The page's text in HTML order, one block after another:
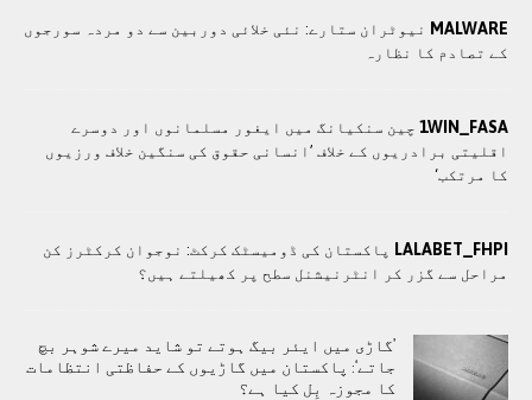
MALWARE نیوٹران ستارے: نئی خلائی دوربین سے دو مردہ سورجوں
کے تصادم کا نظارہ
1WIN_FASA چین سنکیانگ میں ایغور مسلمانوں اور دوسرے
اقلیتی برادريوں کے خلاف ’انسانی حقوق کی سنگین خلاف ورزیوں
کا مرتکب‘
LALABET_FHPI پاکستان کی ڈومیسٹک کرکٹ: نوجوان کرکٹرز کن
مراحل سے گزر کر انٹرنیشنل سطح پر کھیلتے ہیں؟
’گاڑی میں ایئر بیگ ہوتے تو شاید میرے شوہر بچ
جاتے‘: پاکستان میں گاڑیوں کے حفاظتی انتظامات
کا مجوزہ بِل کیا ہے؟